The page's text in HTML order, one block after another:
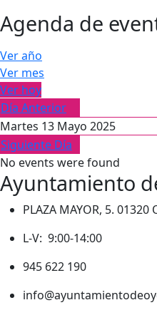
Agenda de
Ver año
Ver mes
Ver hoy
Día Anterior
Martes 13 Mayo 2025
Siguiente Día
No events were found
Ayuntamiento
PLAZA MAYOR, 5. 01320
L-V: 9:00-14:00
945 622 190